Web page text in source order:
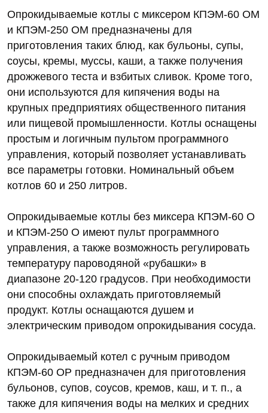
Опрокидываемые котлы с миксером КПЭМ-60 ОМ
и КПЭМ-250 ОМ предназначены для
приготовления таких блюд, как бульоны, супы,
соусы, кремы, муссы, каши, а также получения
дрожжевого теста и взбитых сливок. Кроме того,
они используются для кипячения воды на
крупных предприятиях общественного питания
или пищевой промышленности. Котлы оснащены
простым и логичным пультом программного
управления, который позволяет устанавливать
все параметры готовки. Номинальный объем
котлов 60 и 250 литров.
Опрокидываемые котлы без миксера КПЭМ-60 О
и КПЭМ-250 О имеют пульт программного
управления, а также возможность регулировать
температуру пароводяной «рубашки» в
диапазоне 20-120 градусов. При необходимости
они способны охлаждать приготовляемый
продукт. Котлы оснащаются душем и
электрическим приводом опрокидывания сосуда.
Опрокидываемый котел с ручным приводом
КПЭМ-60 ОР предназначен для приготовления
бульонов, супов, соусов, кремов, каш, и т. п., а
также для кипячения воды на мелких и средних